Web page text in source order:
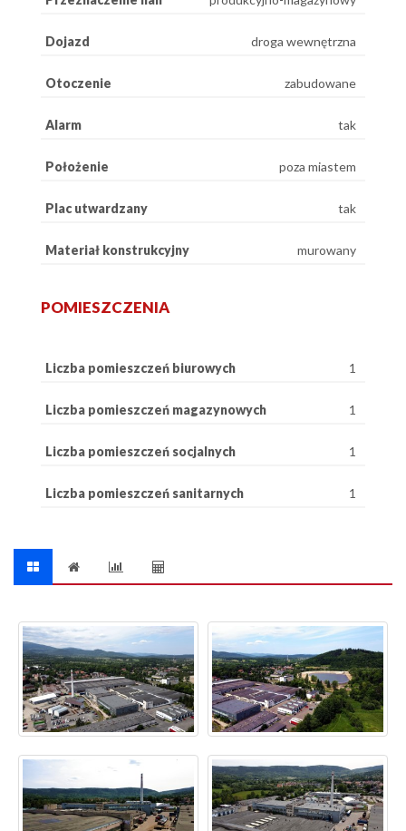
Dojazd droga wewnętrzna
Otoczenie zabudowane
Alarm tak
Położenie poza miastem
Plac utwardzany tak
Materiał konstrukcyjny murowany
POMIESZCZENIA
Liczba pomieszczeń biurowych 1
Liczba pomieszczeń magazynowych 1
Liczba pomieszczeń socjalnych 1
Liczba pomieszczeń sanitarnych 1